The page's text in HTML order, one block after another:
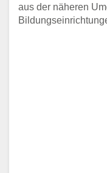
aus der näheren